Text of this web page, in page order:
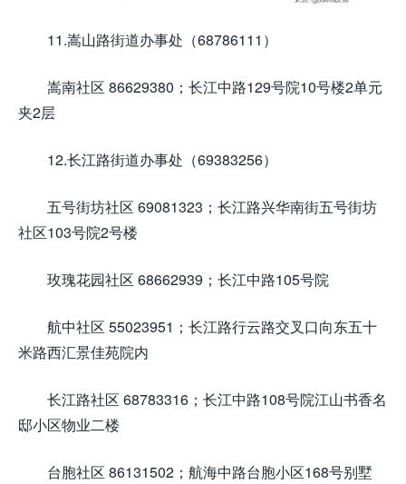
11.嵩山路街道办事处（68786111）
嵩南社区 86629380；长江中路129号院10号楼2单元
夹2层
12.长江路街道办事处（69383256）
五号街坊社区 69081323；长江路兴华南街五号街坊
社区103号院2号楼
玫瑰花园社区 68662939；长江中路105号院
航中社区 55023951；长江路行云路交叉口向东五十
米路西汇景佳苑院内
长江路社区 68783316；长江中路108号院江山书香名
邸小区物业二楼
台胞社区 86131502；航海中路台胞小区168号别墅